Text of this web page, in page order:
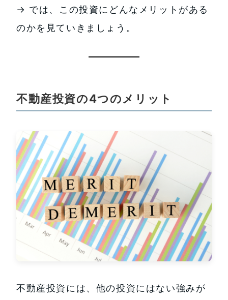
→ では、この投資にどんなメリットがある
のかを見ていきましょう。
不動産投資の4つのメリット
不動産投資には、他の投資にはない強みが